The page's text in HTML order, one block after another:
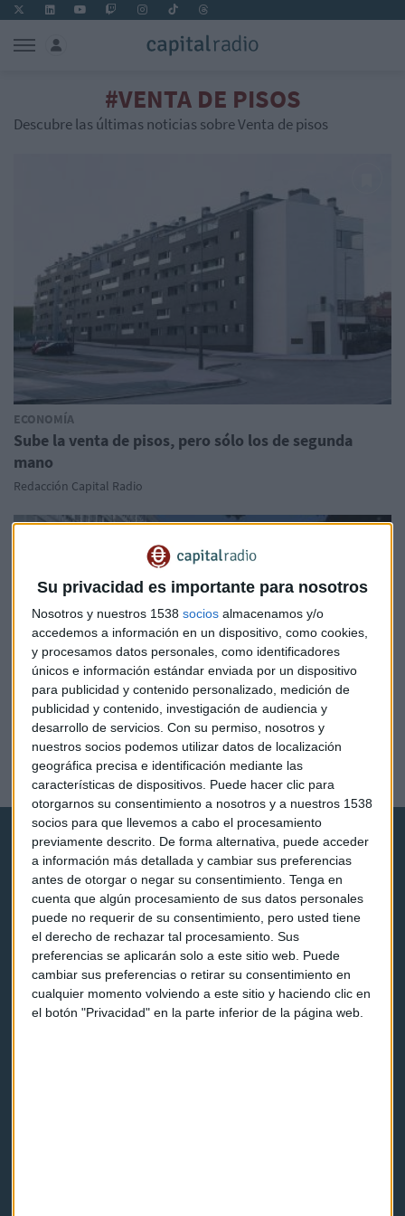
Su privacidad es importante para nosotros
Nosotros y nuestros 1538 socios almacenamos y/o
accedemos a información en un dispositivo, como cookies,
y procesamos datos personales, como identificadores
únicos e información estándar enviada por un dispositivo
para publicidad y contenido personalizado, medición de
publicidad y contenido, investigación de audiencia y
desarrollo de servicios. Con su permiso, nosotros y
nuestros socios podemos utilizar datos de localización
geográfica precisa e identificación mediante las
características de dispositivos. Puede hacer clic para
otorgarnos su consentimiento a nosotros y a nuestros 1538
socios para que llevemos a cabo el procesamiento
previamente descrito. De forma alternativa, puede acceder
a información más detallada y cambiar sus preferencias
antes de otorgar o negar su consentimiento. Tenga en
cuenta que algún procesamiento de sus datos personales
puede no requerir de su consentimiento, pero usted tiene
el derecho de rechazar tal procesamiento. Sus
preferencias se aplicarán solo a este sitio web. Puede
cambiar sus preferencias o retirar su consentimiento en
cualquier momento volviendo a este sitio y haciendo clic en
el botón "Privacidad" en la parte inferior de la página web.
#VENTA DE PISOS
Descubre las últimas noticias sobre Venta de pisos
ECONOMÍA
Sube la venta de pisos, pero sólo los de segunda
mano
Redacción Capital Radio
ECONOMÍA
Economía: Cae la venta de pisos en agosto
Redacción Capital Radio
Capital Radio
Noticias
Eventos